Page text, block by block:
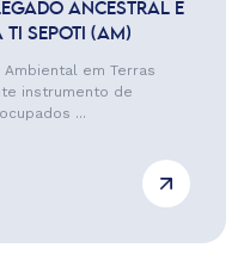
ANCESTRAL E
TI SEPOTI (AM)
em Terras
instrumento de
...